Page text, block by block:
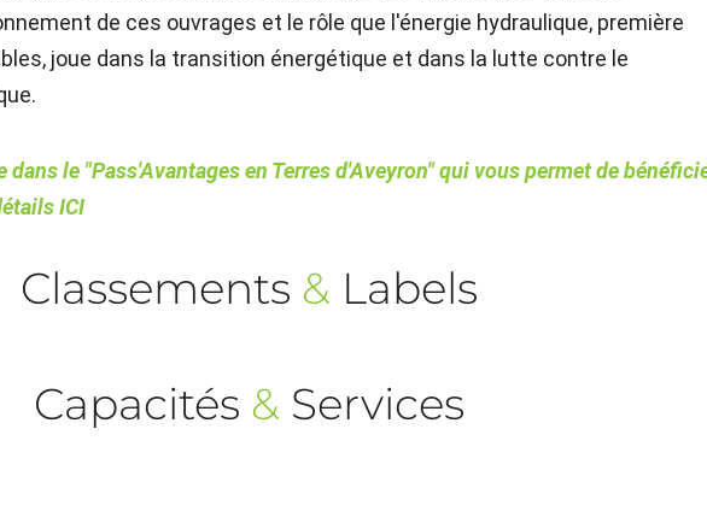
de ces ouvrages et le rôle que l'énergie hydraulique, première
joue dans la transition énergétique et dans la lutte contre le
le "Pass'Avantages en Terres d'Aveyron" qui vous permet de
ICI
Classements & Labels
Capacités & Services